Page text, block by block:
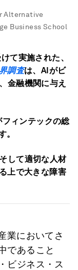
Alternative
Business School
て実施された、
調査は、AIがビ
金融機関に与え
ィンテックの総
。
して適切な人材
上で大きな障害
業においてさ
であること
ビジネス・ス